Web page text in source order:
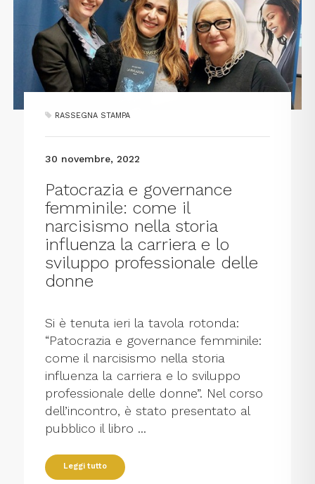
RASSEGNA STAMPA
30 novembre, 2022
Patocrazia e governance
femminile: come il
narcisismo nella storia
influenza la carriera e lo
sviluppo professionale delle
donne
Si è tenuta ieri la tavola rotonda:
“Patocrazia e governance femminile:
come il narcisismo nella storia
influenza la carriera e lo sviluppo
professionale delle donne”. Nel corso
dell’incontro, è stato presentato al
pubblico il libro ...
Leggi tutto